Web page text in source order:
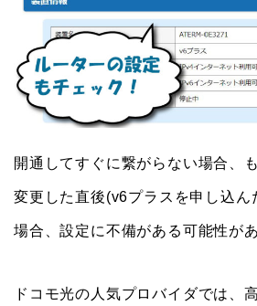
開通してすぐに繋がらない場合、
変更した直後(v6プラスを申し込ん
場合、設定に不備がある可能性が
ドコモ光の人気プロバイダでは、